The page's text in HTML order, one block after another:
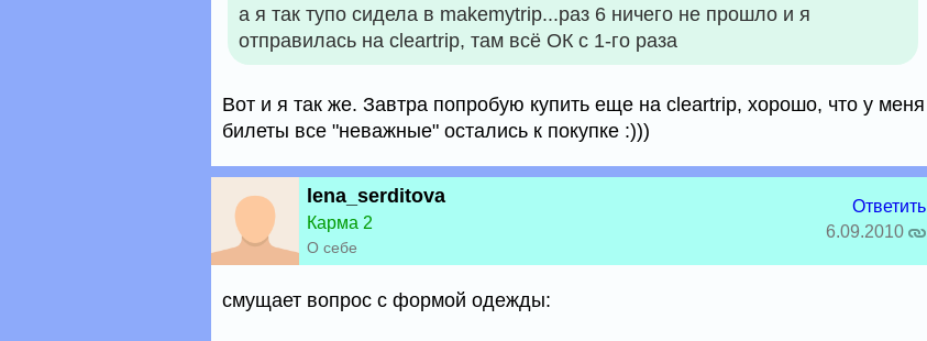
а я так тупо сидела в makemytrip...раз 6 ничего не прошло и я
отправилась на cleartrip, там всё ОК с 1-го раза
Вот и я так же. Завтра попробую купить еще на cleartrip, хорошо, что у меня
билеты все "неважные" остались к покупке :)))
lena_serditova
Карма 2
О себе
Ответить
6.09.2010
смущает вопрос с формой одежды: